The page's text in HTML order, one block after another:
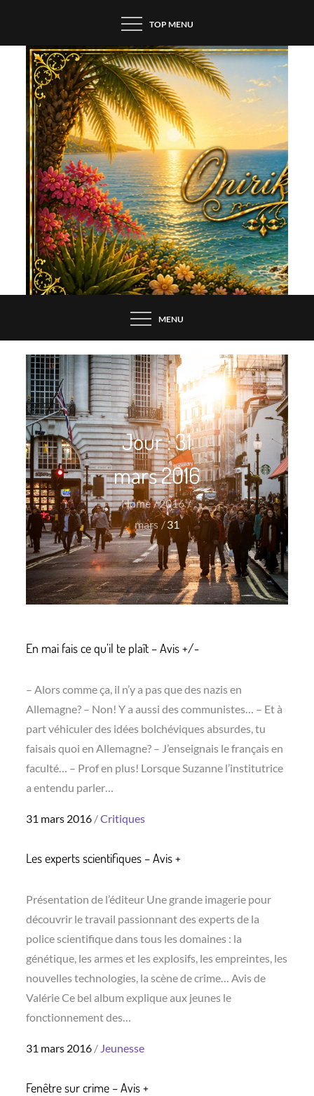
content
TOP MENU
MENU
Jour :31
mars 2016
Home
2016
mars
31
En mai fais ce qu’il te plaît – Avis +/-
– Alors comme ça, il n’y a pas que des nazis en
Allemagne? – Non! Y a aussi des communistes… – Et à
part véhiculer des idées bolchéviques absurdes, tu
faisais quoi en Allemagne? – J’enseignais le français en
faculté… – Prof en plus! Lorsque Suzanne l’institutrice
a entendu parler…
Posted
31 mars 2016 Critiques
Les experts scientifiques – Avis +
Présentation de l’éditeur Une grande imagerie pour
découvrir le travail passionnant des experts de la
police scientifique dans tous les domaines : la
génétique, les armes et les explosifs, les empreintes, les
nouvelles technologies, la scène de crime… Avis de
Valérie Ce bel album explique aux jeunes le
fonctionnement des…
Posted
31 mars 2016 Jeunesse
Fenêtre sur crime – Avis +